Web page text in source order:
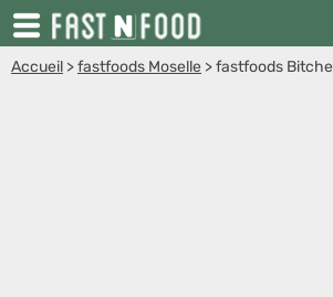
Accueil >fastfoods Moselle >fastfoods Bitche